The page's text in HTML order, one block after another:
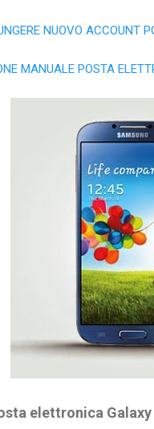
NUOVO ACCOUNT
MANUALE POSTA
elettronica Galaxy